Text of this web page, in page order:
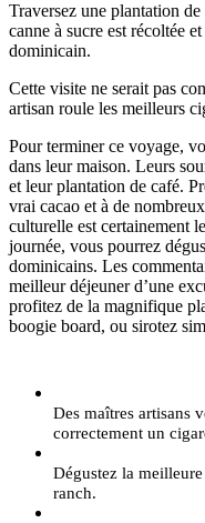
Traversez une plantation
canne à sucre est récoltée
dominicain.
Cette visite ne serait pas
artisan roule les meilleurs
Pour terminer ce voyage,
dans leur maison. Leurs
et leur plantation de café.
vrai cacao et à de
culturelle est certainement
journée, vous pourrez
dominicains. Les
meilleur déjeuner d’une
profitez de la magnifique
boogie board, ou sirotez
Des maîtres artisans
correctement un
Dégustez la
ranch.